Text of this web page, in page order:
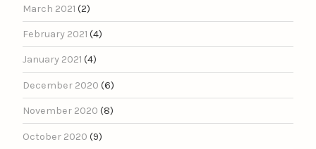
March 2021 (2)
February 2021 (4)
January 2021 (4)
December 2020 (6)
November 2020 (8)
October 2020 (9)